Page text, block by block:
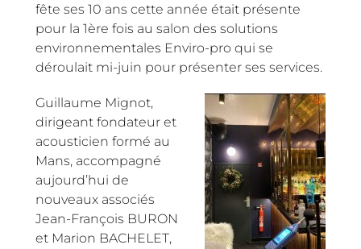
fête ses 10 ans cette année était présente
pour la 1ère fois au salon des solutions
environnementales Enviro-pro qui se
déroulait mi-juin pour présenter ses services.
Guillaume Mignot,
dirigeant fondateur et
acousticien formé au
Mans, accompagné
aujourd’hui de
nouveaux associés
Jean-François BURON
et Marion BACHELET,